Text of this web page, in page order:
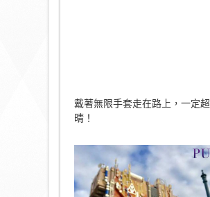
戴著無限手套走在路上，一定
晴！